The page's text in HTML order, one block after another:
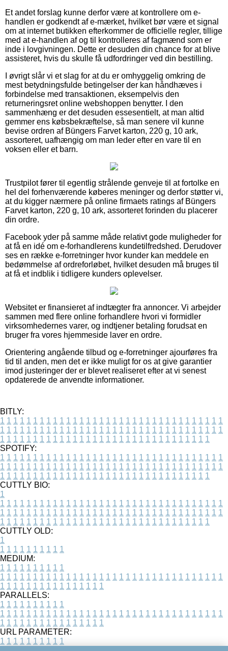
Et andet forslag kunne derfor være at kontrollere om e-
handlen er godkendt af e-mærket, hvilket bør være et signal
om at internet butikken efterkommer de officielle regler, tillige
med at e-handlen af og til kontrolleres af fagmænd som er
inde i lovgivningen. Dette er desuden din chance for at blive
assisteret, hvis du skulle få udfordringer ved din bestilling.
I øvrigt slår vi et slag for at du er omhyggelig omkring de
mest betydningsfulde betingelser der kan håndhæves i
forbindelse med transaktionen, eksempelvis den
returneringsret online webshoppen benytter. I den
sammenhæng er det desuden essesentielt, at man altid
gemmer ens købsbekræftelse, så man senere vil kunne
bevise ordren af Büngers Farvet karton, 220 g, 10 ark,
assorteret, uafhængig om man leder efter en vare til en
voksen eller et barn.
Trustpilot fører til egentlig strålende genveje til at fortolke en
hel del forhenværende køberes meninger og derfor støtter vi,
at du kigger nærmere på online firmaets ratings af Büngers
Farvet karton, 220 g, 10 ark, assorteret forinden du placerer
din ordre.
Facebook yder på samme måde relativt gode muligheder for
at få en idé om e-forhandlerens kundetilfredshed. Derudover
ses en række e-forretninger hvor kunder kan meddele en
bedømmelse af ordreforløbet, hvilket desuden må bruges til
at få et indblik i tidligere kunders oplevelser.
Websitet er finansieret af indtægter fra annoncer. Vi arbejder
sammen med flere online forhandlere hvori vi formidler
virksomhedernes varer, og indtjener betaling forudsat en
bruger fra vores hjemmeside laver en ordre.
Orientering angående tilbud og e-forretninger ajourføres fra
tid til anden, men det er ikke muligt for os at give garantier
imod justeringer der er blevet realiseret efter at vi senest
opdaterede de anvendte informationer.
BITLY:
1 1 1 1 1 1 1 1 1 1 1 1 1 1 1 1 1 1 1 1 1 1 1 1 1 1 1 1 1 1 1 1 1 1
1 1 1 1 1 1 1 1 1 1 1 1 1 1 1 1 1 1 1 1 1 1 1 1 1 1 1 1 1 1 1 1 1 1
1 1 1 1 1 1 1 1 1 1 1 1 1 1 1 1 1 1 1 1 1 1 1 1 1 1 1 1 1 1 1 1
SPOTIFY:
1 1 1 1 1 1 1 1 1 1 1 1 1 1 1 1 1 1 1 1 1 1 1 1 1 1 1 1 1 1 1 1 1 1
1 1 1 1 1 1 1 1 1 1 1 1 1 1 1 1 1 1 1 1 1 1 1 1 1 1 1 1 1 1 1 1 1 1
1 1 1 1 1 1 1 1 1 1 1 1 1 1 1 1 1 1 1 1 1 1 1 1 1 1 1 1 1 1 1 1
CUTTLY BIO:
1
1 1 1 1 1 1 1 1 1 1 1 1 1 1 1 1 1 1 1 1 1 1 1 1 1 1 1 1 1 1 1 1 1 1
1 1 1 1 1 1 1 1 1 1 1 1 1 1 1 1 1 1 1 1 1 1 1 1 1 1 1 1 1 1 1 1 1 1
1 1 1 1 1 1 1 1 1 1 1 1 1 1 1 1 1 1 1 1 1 1 1 1 1 1 1 1 1 1 1 1
CUTTLY OLD:
1
1 1 1 1 1 1 1 1 1 1
MEDIUM:
1 1 1 1 1 1 1 1 1 1
1 1 1 1 1 1 1 1 1 1 1 1 1 1 1 1 1 1 1 1 1 1 1 1 1 1 1 1 1 1 1 1 1 1
1 1 1 1 1 1 1 1 1 1 1 1 1 1 1 1
PARALLELS:
1 1 1 1 1 1 1 1 1 1
1 1 1 1 1 1 1 1 1 1 1 1 1 1 1 1 1 1 1 1 1 1 1 1 1 1 1 1 1 1 1 1 1 1
1 1 1 1 1 1 1 1 1 1 1 1 1 1 1 1
URL PARAMETER:
1 1 1 1 1 1 1 1 1 1